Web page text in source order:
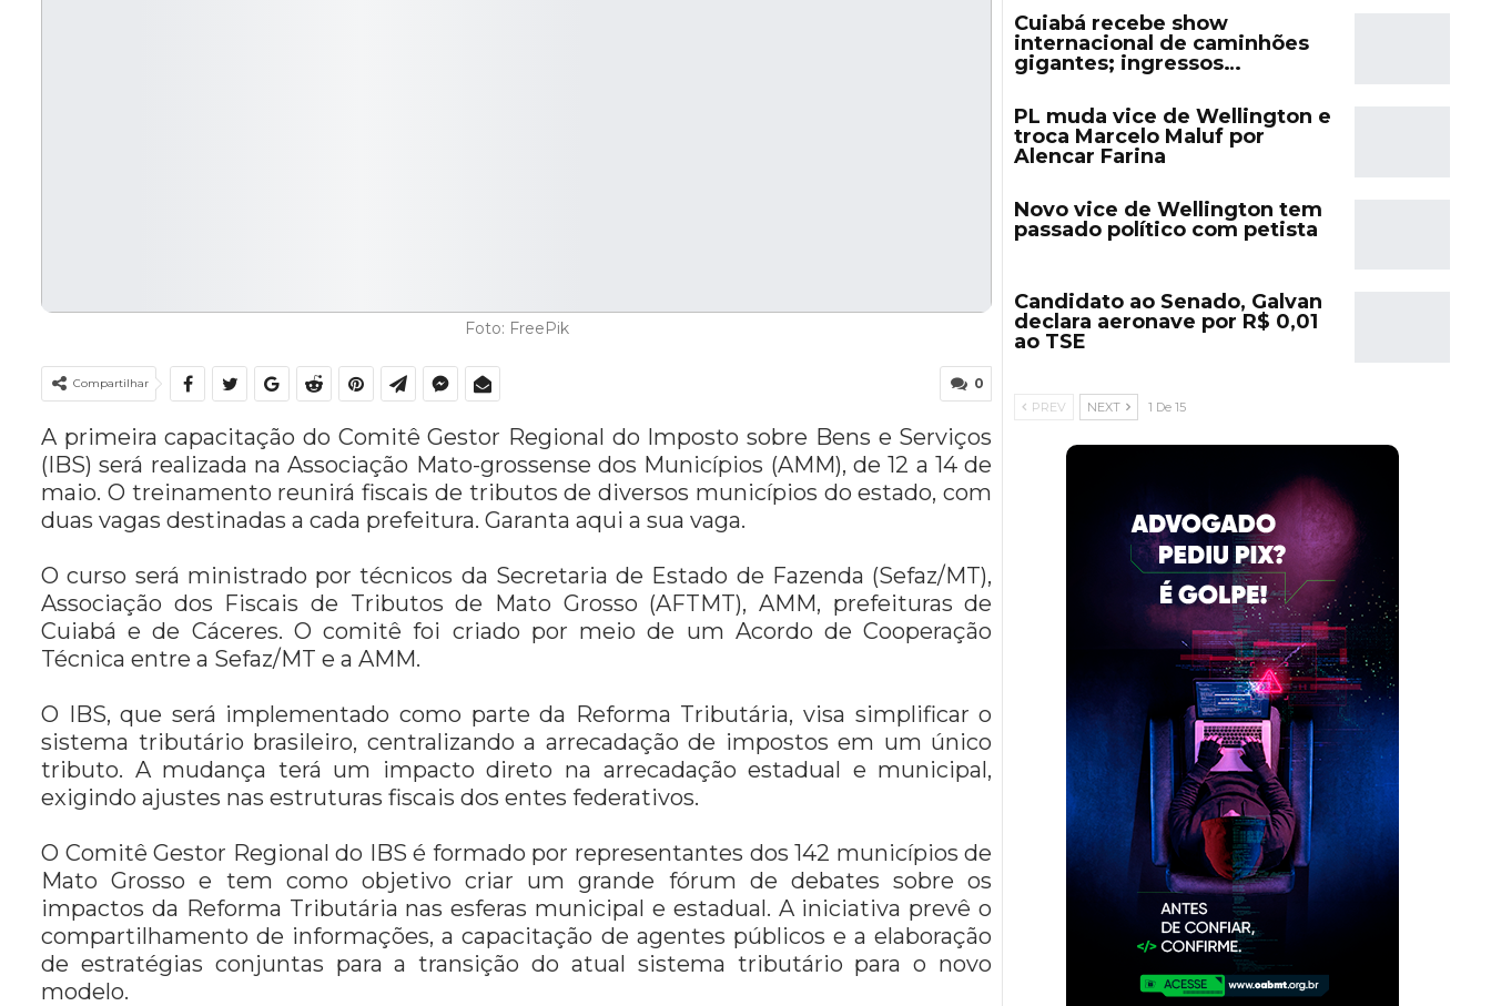
Foto: FreePik
0
Compartilhar
A primeira capacitação do Comitê Gestor Regional do Imposto sobre Bens e Serviços
(IBS) será realizada na Associação Mato-grossense dos Municípios (AMM), de 12 a 14 de
maio. O treinamento reunirá fiscais de tributos de diversos municípios do estado, com
duas vagas destinadas a cada prefeitura. Garanta aqui a sua vaga.
O curso será ministrado por técnicos da Secretaria de Estado de Fazenda (Sefaz/MT),
Associação dos Fiscais de Tributos de Mato Grosso (AFTMT), AMM, prefeituras de
Cuiabá e de Cáceres. O comitê foi criado por meio de um Acordo de Cooperação
Técnica entre a Sefaz/MT e a AMM.
O IBS, que será implementado como parte da Reforma Tributária, visa simplificar o
sistema tributário brasileiro, centralizando a arrecadação de impostos em um único
tributo. A mudança terá um impacto direto na arrecadação estadual e municipal,
exigindo ajustes nas estruturas fiscais dos entes federativos.
O Comitê Gestor Regional do IBS é formado por representantes dos 142 municípios de
Mato Grosso e tem como objetivo criar um grande fórum de debates sobre os
impactos da Reforma Tributária nas esferas municipal e estadual. A iniciativa prevê o
compartilhamento de informações, a capacitação de agentes públicos e a elaboração
de estratégias conjuntas para a transição do atual sistema tributário para o novo
modelo.
Cuiabá recebe show
internacional de caminhões
gigantes; ingressos…
PL muda vice de Wellington e
troca Marcelo Maluf por
Alencar Farina
Novo vice de Wellington tem
passado político com petista
Candidato ao Senado, Galvan
declara aeronave por R$ 0,01
ao TSE
PREV NEXT 1 De 15